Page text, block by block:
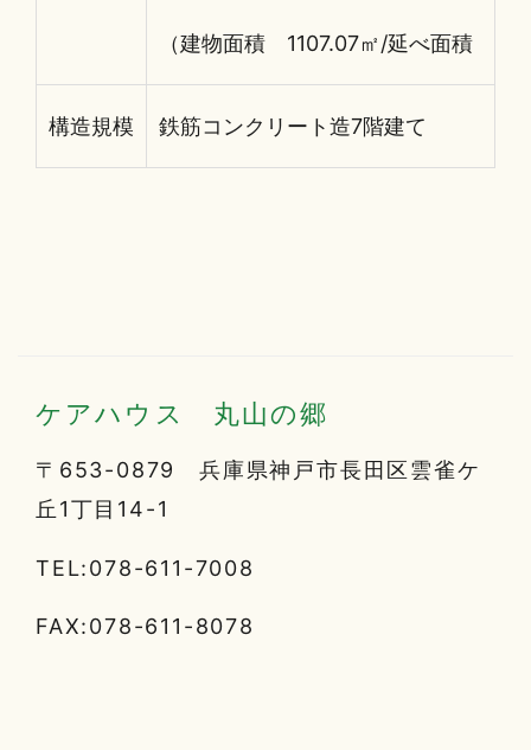
（建物面積 1107.07㎡/延べ面積
構造規模 鉄筋コンクリート造7階建て
ケアハウス 丸山の郷
〒653-0879 兵庫県神戸市長田区雲雀ケ
丘1丁目14-1
TEL:078-611-7008
FAX:078-611-8078